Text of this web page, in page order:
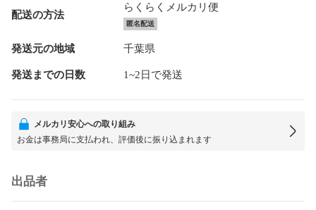
配送の方法
らくらくメルカリ便
匿名配送
発送元の地域 千葉県
発送までの日数 1~2日で発送
メルカリ安心への取り組み
お金は事務局に支払われ、評価後に振り込まれます
出品者